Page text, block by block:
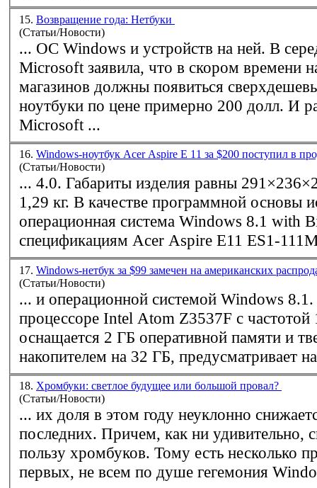
15. Возвращение года: Нетбуки
(Статьи/Новости)
... ОС Windows и устройств на ней. В
Microsoft заявила, что в скором времени
магазинов должны появиться
ноутбуки по цене примерно 200 долл. И расчеты
Microsoft ...
16. Windows-ноутбук Acer Aspire E 11 за $200 поступил в
(Статьи/Новости)
... 4.0. Габариты изделия равны 291×236×21 мм, масса —
1,29 кг. В качестве программной основы используется
операционная система Windows 8.1 with
спецификациям Acer Aspire E11 ES1-
17. Windows-нетбук за $99 замечен на американских
(Статьи/Новости)
... и операционной системой Windows 8.1. Он основан на
процессоре Intel Atom Z3537F с
оснащается 2 ГБ оперативной памяти и
накопителем на 32 ГБ, предусматривает
18. Хромбуки: светлое будущее или большой провал?
(Статьи/Новости)
... их доля в этом году неуклонно
последних. Причем, как ни удивительно,
пользу хромбуков. Тому есть несколько причин. Во-
первых, не всем по душе гегемония